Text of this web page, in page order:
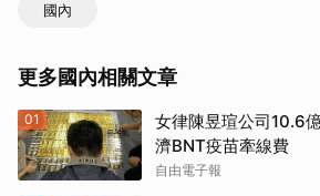
國內
更多國內相關文章
01
女律陳昱瑄公司10.6
濟BNT疫苗牽線費
自由電子報